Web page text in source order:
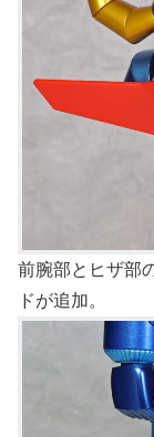
前腕部とヒザ部
ドが追加。